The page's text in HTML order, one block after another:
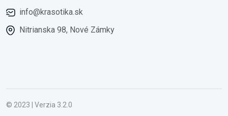
info@krasotika.sk
Nitrianska 98, Nové Zámky
© 2023 | Verzia 3.2.0